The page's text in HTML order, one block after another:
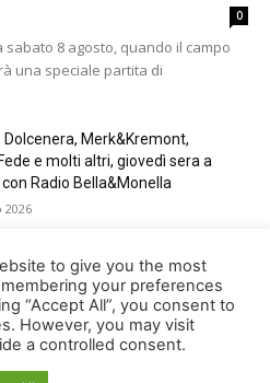
0
8 agosto, quando il campo
una speciale partita di
Dolcenera, Merk&Kremont,
e molti altri, giovedì sera a
Radio Bella&Monella
2026
sold out per il Trofeo Città
2026
to give you the most
your preferences
“Accept All”, you consent to
However, you may visit
a controlled consent.